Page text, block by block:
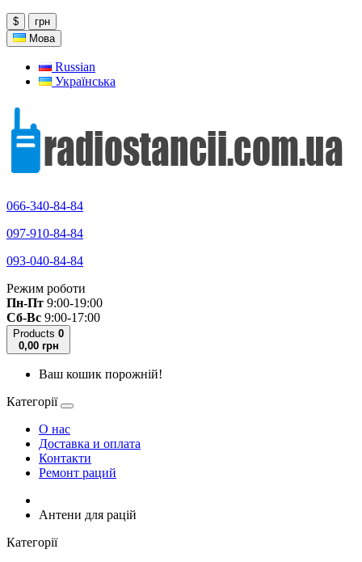
$
грн
Мова
Russian
Українська
066-340-84-84
097-910-84-84
093-040-84-84
Режим роботи
Пн-Пт 9:00-19:00
Сб-Вс 9:00-17:00
Products 0
0,00 грн
Ваш кошик порожній!
Категорії
О нас
Доставка и оплата
Контакти
Ремонт раций
Антени для рацій
Категорії